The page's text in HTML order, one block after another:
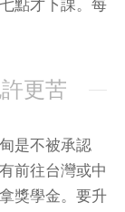
點才下課。每
更苦
是不被承認
前往台灣或中
獎學金。要升